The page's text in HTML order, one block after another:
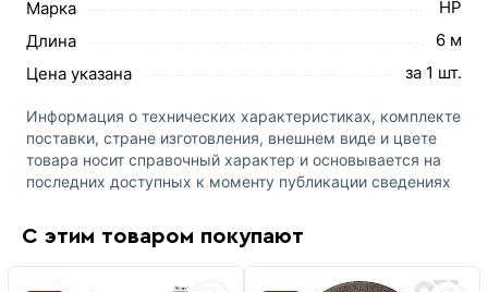
Марка
HP
Длина
6 м
Цена указана
за 1 шт.
Информация о технических характеристиках, комплекте
поставки, стране изготовления, внешнем виде и цвете
товара носит справочный характер и основывается на
последних доступных к моменту публикации сведениях
С этим товаром покупают